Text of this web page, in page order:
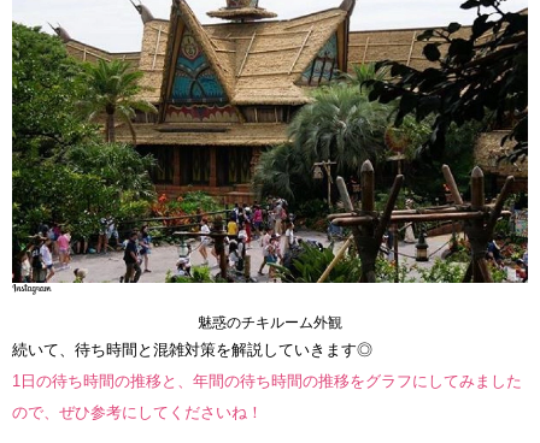
魅惑のチキルーム外観
続いて、待ち時間と混雑対策を解説していきます◎
1日の待ち時間の推移と、年間の待ち時間の推移をグラフにしてみました
ので、ぜひ参考にしてくださいね！